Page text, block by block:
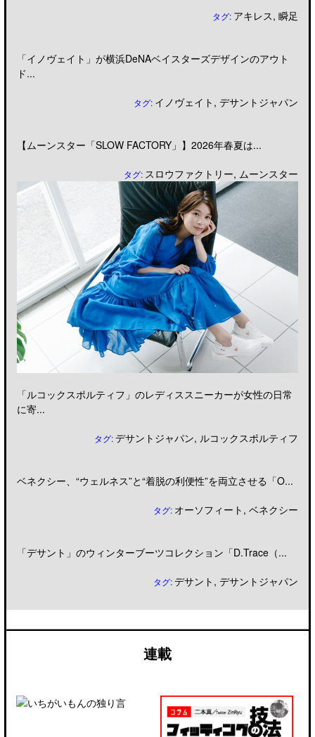
タグ: アキレス,瞬足
「イノヴェイト」が横浜DeNAベイスターズデザインのアウト
ド...
タグ: イノヴェイト ,デサントジャパン
【ムーンスター「SLOW FACTORY」】2026年春夏は...
タグ: スロウファクトリー, ムーンスター
「ルコックスポルティフ」のレディススニーカーが女性の日常
に寄...
タグ:デサントジャパン, ルコックスポルティフ
ベネクシー、“ウェルネス”と“着脱の利便性”を両立させる「O...
タグ: オーソフィート ,ベネクシー
「デサント」のウィンターブーツコレクション「D.Trace（...
タグ:デサント ,デサントジャパン
連載